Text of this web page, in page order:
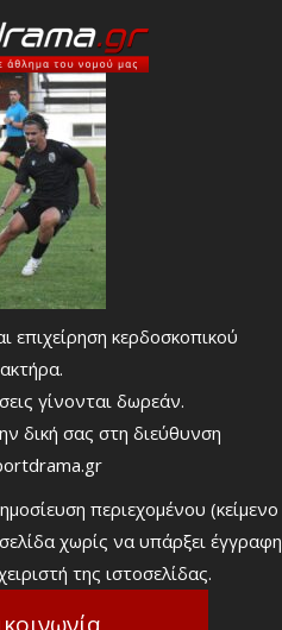
επιχείρηση κερδοσκοπικού
γίνονται δωρεάν.
δική σας στη διεύθυνση
περιεχομένου (κείμενο
χωρίς να υπάρξει έγγραφη
της ιστοσελίδας.